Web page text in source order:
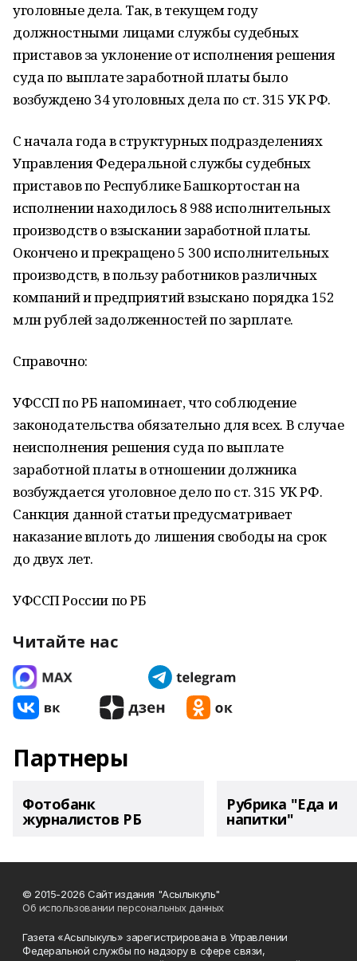
уголовные дела. Так, в текущем году
должностными лицами службы судебных
приставов за уклонение от исполнения решения
суда по выплате заработной платы было
возбуждено 34 уголовных дела по ст. 315 УК РФ.
С начала года в структурных подразделениях
Управления Федеральной службы судебных
приставов по Республике Башкортостан на
исполнении находилось 8 988 исполнительных
производств о взыскании заработной платы.
Окончено и прекращено 5 300 исполнительных
производств, в пользу работников различных
компаний и предприятий взыскано порядка 152
млн рублей задолженностей по зарплате.
Справочно:
УФССП по РБ напоминает, что соблюдение
законодательства обязательно для всех. В случае
неисполнения решения суда по выплате
заработной платы в отношении должника
возбуждается уголовное дело по ст. 315 УК РФ.
Санкция данной статьи предусматривает
наказание вплоть до лишения свободы на срок
до двух лет.
УФССП России по РБ
Читайте нас
Партнеры
Фотобанк
журналистов РБ
Рубрика "Еда и
напитки"
© 2015-2026 Сайт издания "Асылыкуль"
Об использовании персональных данных
Газета «Асылыкуль» зарегистрирована в Управлении
Федеральной службы по надзору в сфере связи,